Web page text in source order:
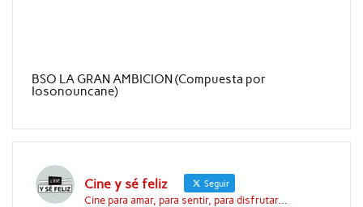
BSO LA GRAN AMBICION (Compuesta por
Iosonouncane)
Cine y sé feliz Seguir
Cine para amar, para sentir, para disfrutar...